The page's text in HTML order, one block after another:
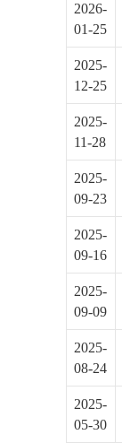
2026-
01-25
2025-
12-25
2025-
11-28
2025-
09-23
2025-
09-16
2025-
09-09
2025-
08-24
2025-
05-30